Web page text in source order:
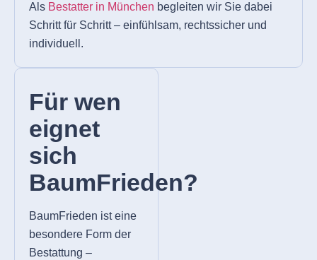
Als Bestatter in München begleiten wir Sie dabei
Schritt für Schritt – einfühlsam, rechtssicher und
individuell.
Für wen
eignet
sich
BaumFrieden?
BaumFrieden ist eine
besondere Form der
Bestattung –